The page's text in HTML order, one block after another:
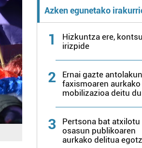
Azken egunetako
1
Hizkuntza ere,
irizpide
2
Ernai gazte
faxismoaren aurkako
mobilizazioa deitu du
3
Pertsona bat atxilotu
osasun publikoaren
aurkako delitua